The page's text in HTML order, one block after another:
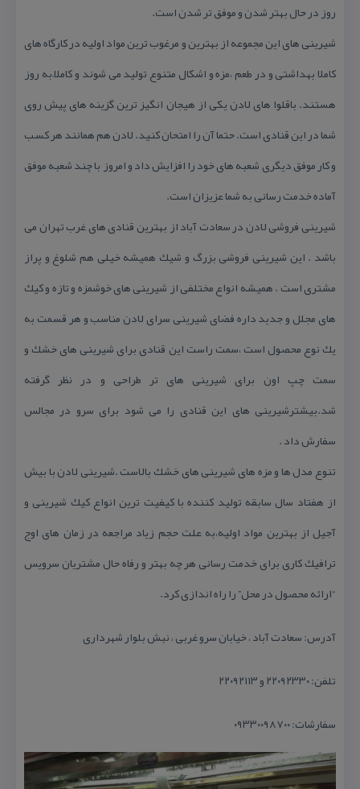
روز در حال بهتر شدن و موفق تر شدن است.
شیرینی های این مجموعه از بهترین و مرغوب ترین مواد اولیه در كارگاه های
كاملا بهداشتی و در طعم ،مزه و اشكال متنوع تولید می شوند و كاملاً به روز
هستند. باقلوا های لادن یكی از هیجان انگیز ترین گزینه های پیش روی
شما در این قنادی است. حتما آن را امتحان كنید. لادن هم همانند هر كسب
و كار موفق دیگری شعبه های خود را افزایش داد و امروز با چند شعبه موفق
آماده خدمت رسانی به شما عزیزان است.
شیرینی فروشی لادن در سعادت آباد از بهترین قنادی های غرب تهران می
باشد . این شیرینی فروشی بزرگ و شیك همیشه خیلی هم شلوغ و پراز
مشتری است . همیشه انواع مختلفی از شیرینی های خوشمزه و تازه و كیك
های مجلل و جدید داره فضای شیرینی سرای لادن مناسب و هر قسمت به
یك نوع محصول است ،سمت راست این قنادی برای شیرینی های خشك و
سمت چپ اون برای شیرینی های تر طراحی و در نظر گرفته
شد.بیشترشیرینی های این قنادی را می شود برای سرو در مجالس
سفارش داد .
تنوع مدل ها و مزه های شیرینی های خشك بالاست .شیرینی لادن با بیش
از هفتاد سال سابقه تولید كننده با كیفیت ترین انواع كیك شیرینی و
آجیل از بهترین مواد اولیه،به علت حجم زیاد مراجعه در زمان های اوج
ترافیك كاری برای خدمت رسانی هر چه بهتر و رفاه حال مشتریان سرویس
“ارائه محصول در محل” را راه اندازی كرد.
آدرس: سعادت آباد ، خیابان سرو غربی ، نبش بلوار شهرداری
تلفن: ۲۲۰۹۲۳۳۰ و ۲۲۰۹۲۱۱۳
سفارشات: ۰۹۳۳۰۰۹۸۷۰۰